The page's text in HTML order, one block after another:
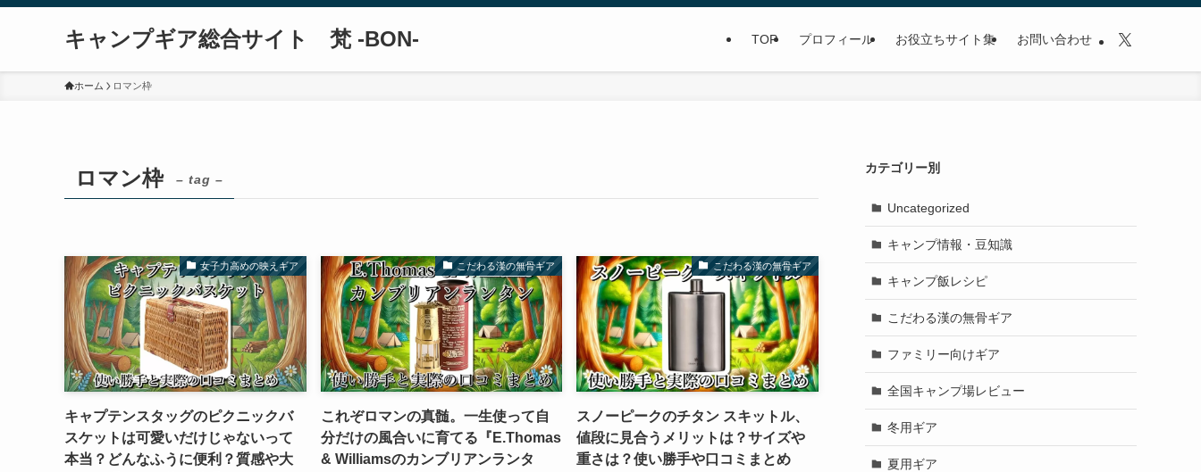
キャンプギア総合サイト 梵 -BON- TOP プロフィール お役立ちサイト集 お問い合わせ
ホーム ロマン枠
ロマン枠 – tag –
女子力高めの映えギア
キャプテンスタッグのピクニックバ
スケットは可愛いだけじゃないって
本当？どんなふうに便利？質感や大
こだわる漢の無骨ギア
これぞロマンの真髄。一生使って自
分だけの風合いに育てる『E.Thomas
& Williamsのカンブリアンランタ
こだわる漢の無骨ギア
スノーピークのチタン スキットル、
値段に見合うメリットは？サイズや
重さは？使い勝手や口コミまとめ
カテゴリー別
Uncategorized
キャンプ情報・豆知識
キャンプ飯レシピ
こだわる漢の無骨ギア
ファミリー向けギア
全国キャンプ場レビュー
冬用ギア
夏用ギア